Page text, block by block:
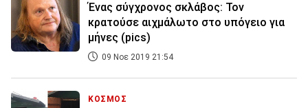
Ένας σύγχρονος σκλάβος: Τον
κρατούσε αιχμάλωτο στο υπόγειο για
μήνες (pics)
09 Νοε 2019 21:54
ΚΟΣΜΟΣ